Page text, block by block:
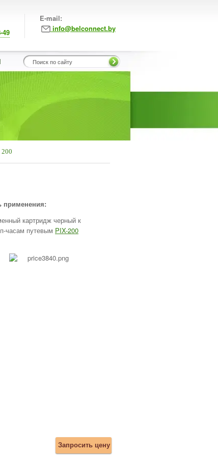
49
E-mail:
info@belconnect.by
применения:
картридж черный к
часам путевым PIX-200
Запросить цену